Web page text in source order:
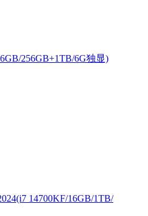
256GB+1TB/6G独显)
14700KF/16GB/1TB/